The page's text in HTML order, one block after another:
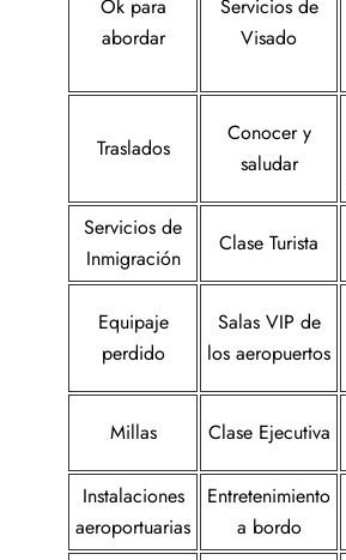
Ok para
abordar
Servicios de
Visado
Traslados
Conocer y
saludar
Servicios de
Inmigración
Clase Turista
Equipaje
perdido
Salas VIP de
los aeropuertos
Millas Clase Ejecutiva
Instalaciones
aeroportuarias
Entretenimiento
a bordo